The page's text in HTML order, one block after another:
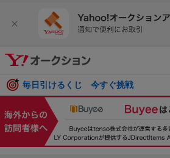
毎日引けるくじ 今すぐ挑戦